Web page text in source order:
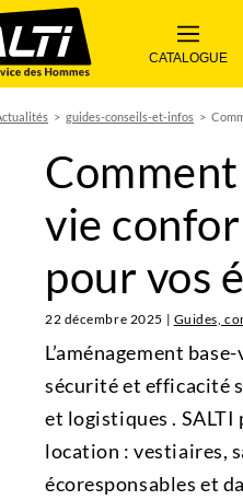
CATALOGUE
guides-conseils-et-infos
vie
pour vos
22 décembre 2025 | Guides,
L’aménagement
sécurité et efficacité
et logistiques . SALTI
location : vestiaires,
écoresponsables et